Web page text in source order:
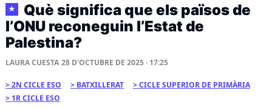
★
Què significa que els països de
l’ONU reconeguin l’Estat de
Palestina?
LAURA CUESTA 28 D'OCTUBRE DE 2025 · 17:25
2N CICLE ESO BATXILLERAT
CICLE SUPERIOR DE PRIMÀRIA
1R CICLE ESO